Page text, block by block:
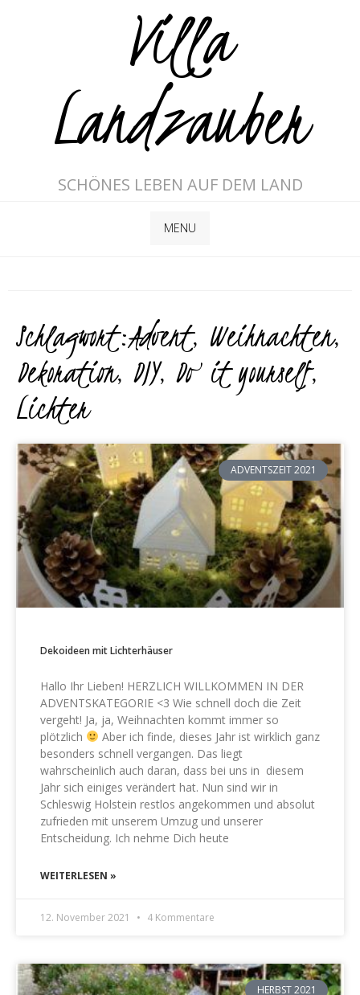
Villa
Landzauber
SCHÖNES LEBEN AUF DEM LAND
MENU
Schlagwort:Advent, Weihnachten,
Dekoration, DIY, Do it yourself,
Lichter
ADVENTSZEIT 2021
Dekoideen mit Lichterhäuser
Hallo Ihr Lieben! HERZLICH WILLKOMMEN IN DER
ADVENTSKATEGORIE <3 Wie schnell doch die Zeit
vergeht! Ja, ja, Weihnachten kommt immer so
plötzlich
Aber ich finde, dieses Jahr ist wirklich ganz
besonders schnell vergangen. Das liegt
wahrscheinlich auch daran, dass bei uns in diesem
Jahr sich einiges verändert hat. Nun sind wir in
Schleswig Holstein restlos angekommen und absolut
zufrieden mit unserem Umzug und unserer
Entscheidung. Ich nehme Dich heute
WEITERLESEN »
12. November 2021 4 Kommentare
HERBST 2021